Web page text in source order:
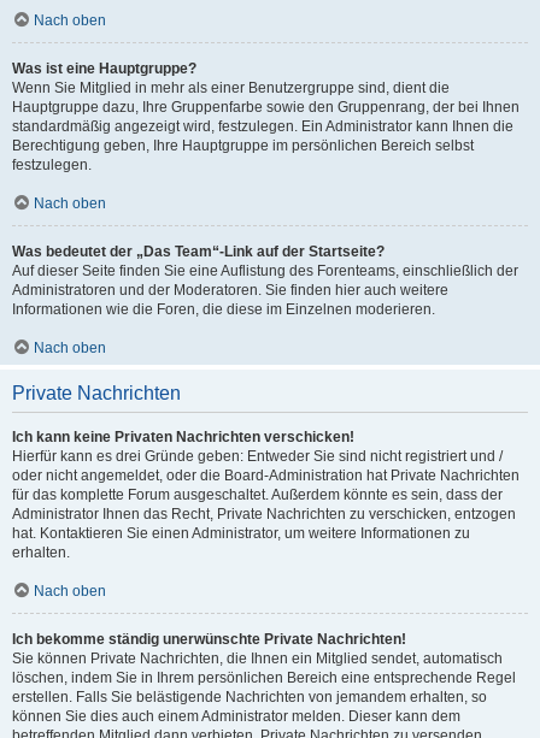
Nach oben
Was ist eine Hauptgruppe?
Wenn Sie Mitglied in mehr als einer Benutzergruppe sind, dient die
Hauptgruppe dazu, Ihre Gruppenfarbe sowie den Gruppenrang, der bei Ihnen
standardmäßig angezeigt wird, festzulegen. Ein Administrator kann Ihnen die
Berechtigung geben, Ihre Hauptgruppe im persönlichen Bereich selbst
festzulegen.
Nach oben
Was bedeutet der „Das Team“-Link auf der Startseite?
Auf dieser Seite finden Sie eine Auflistung des Forenteams, einschließlich der
Administratoren und der Moderatoren. Sie finden hier auch weitere
Informationen wie die Foren, die diese im Einzelnen moderieren.
Nach oben
Private Nachrichten
Ich kann keine Privaten Nachrichten verschicken!
Hierfür kann es drei Gründe geben: Entweder Sie sind nicht registriert und /
oder nicht angemeldet, oder die Board-Administration hat Private Nachrichten
für das komplette Forum ausgeschaltet. Außerdem könnte es sein, dass der
Administrator Ihnen das Recht, Private Nachrichten zu verschicken, entzogen
hat. Kontaktieren Sie einen Administrator, um weitere Informationen zu
erhalten.
Nach oben
Ich bekomme ständig unerwünschte Private Nachrichten!
Sie können Private Nachrichten, die Ihnen ein Mitglied sendet, automatisch
löschen, indem Sie in Ihrem persönlichen Bereich eine entsprechende Regel
erstellen. Falls Sie belästigende Nachrichten von jemandem erhalten, so
können Sie dies auch einem Administrator melden. Dieser kann dem